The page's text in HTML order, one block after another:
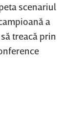
scenariul
a
treacă prin